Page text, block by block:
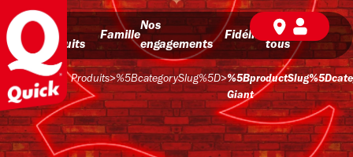
Nos
produits
Famille
Nos
engagements
Fidélité
BD pour
tous
Produits>%5BcategorySlug%5D>
Giant